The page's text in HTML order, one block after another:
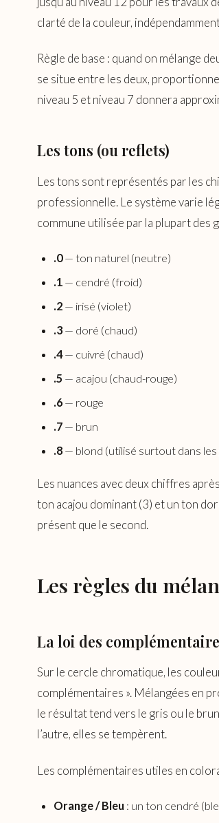
clarté de la couleur,
Règle de base : quand on mélange
se situe entre les deux,
niveau 5 et niveau 7 donnera
Les tons (ou reflets)
Les tons sont représentés par les
professionnelle. Le système varie
commune utilisée par la plupart des
.0— ton naturel (neutre)
.1 — cendré (froid)
.2 — irisé (violet)
.3 — doré (chaud)
.4— cuivré (chaud)
.5 — acajou (chaud-rouge)
.6 — rouge
.7 — brun
.8 — blond (utilisé surtout dans les
Les nuances avec deux chiffres
ton acajou dominant (3) et un ton
présent que le second.
Les règles du
La loi des
Sur le cercle chromatique, les
complémentaires ». Mélangées en
le résultat tend vers le gris ou le
l’autre, elles se tempèrent.
Les complémentaires utiles en
Orange / Bleu : un ton cendré